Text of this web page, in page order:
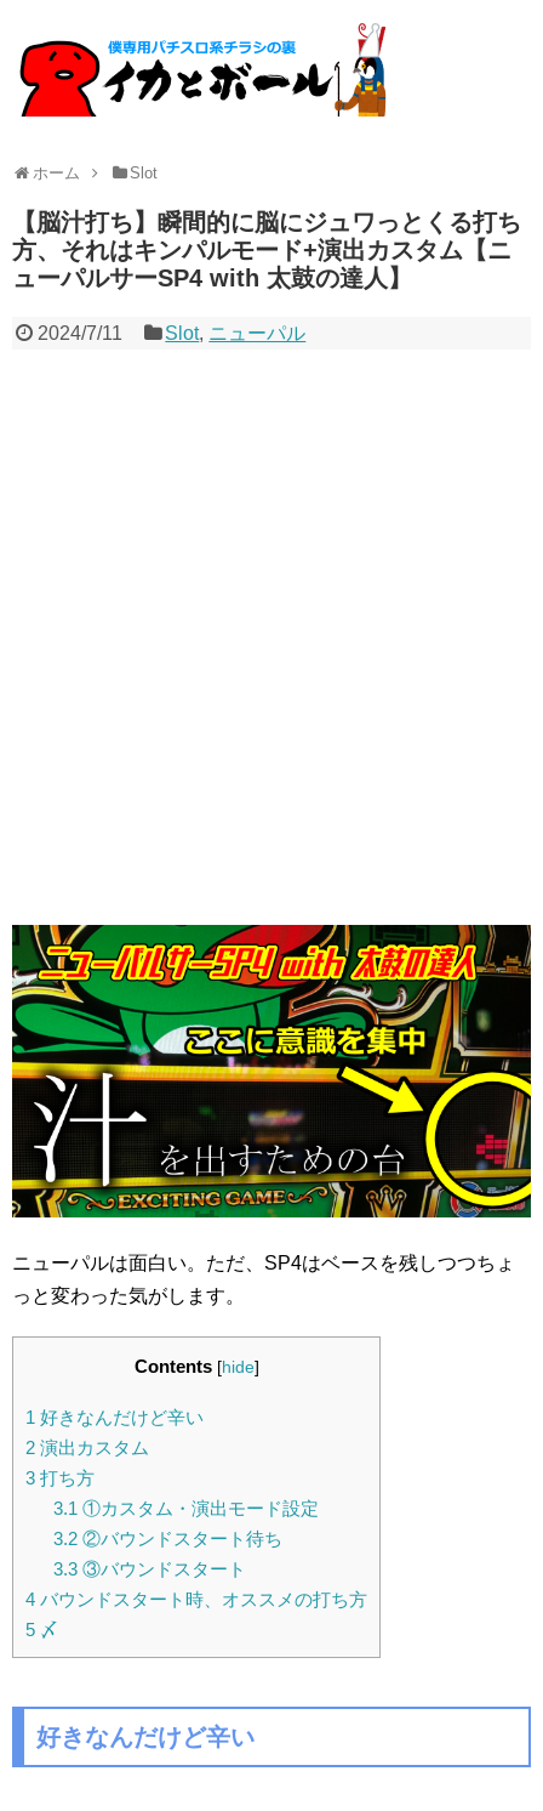
ホーム Slot
【脳汁打ち】瞬間的に脳にジュワっとくる打ち
方、それはキンパルモード+演出カスタム【ニ
ューパルサーSP4 with 太鼓の達人】
2024/7/11 Slot, ニューパル
ニューパルは面白い。ただ、SP4はベースを残しつつちょ
っと変わった気がします。
Contents [hide]
1 好きなんだけど辛い
2 演出カスタム
3 打ち方
3.1 ①カスタム・演出モード設定
3.2②バウンドスタート待ち
3.3③バウンドスタート
4 バウンドスタート時、オススメの打ち方
5 〆
好きなんだけど辛い